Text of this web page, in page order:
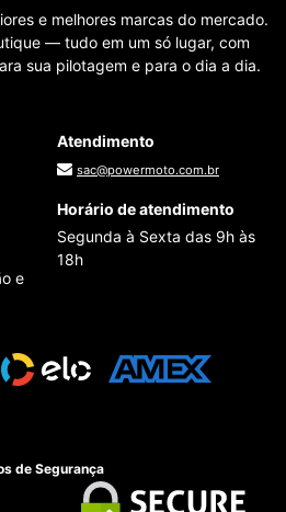
e melhores marcas do mercado.
— tudo em um só lugar, com
sua pilotagem e para o dia a dia.
e
Atendimento
sac@powermoto.com.br
Horário de atendimento
Segunda à Sexta das 9h às
18h
de Segurança